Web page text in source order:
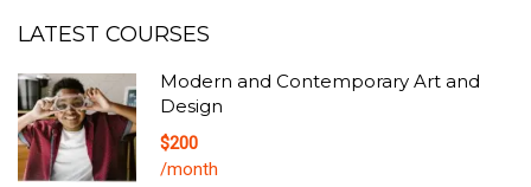
LATEST COURSES
Modern and Contemporary Art and
Design
$200
/month